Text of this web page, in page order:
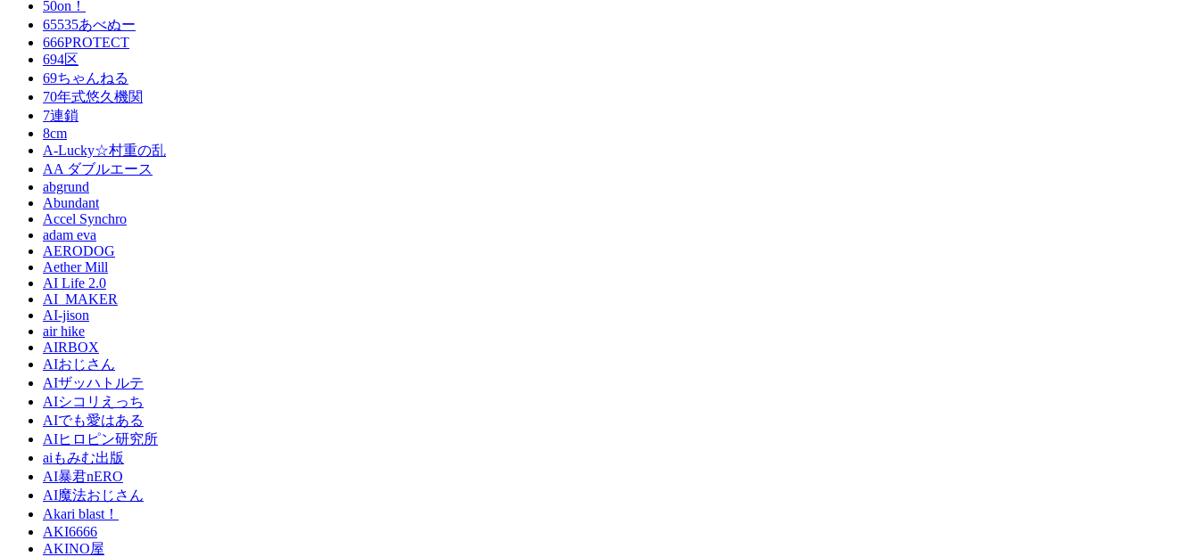
50on！
65535あべぬー
666PROTECT
694区
69ちゃんねる
70年式悠久機関
7連鎖
8cm
A-Lucky☆村重の乱
AA ダブルエース
abgrund
Abundant
Accel Synchro
adam eva
AERODOG
Aether Mill
AI Life 2.0
AI_MAKER
AI-jison
air hike
AIRBOX
AIおじさん
AIザッハトルテ
AIシコリえっち
AIでも愛はある
AIヒロピン研究所
aiもみむ出版
AI暴君nERO
AI魔法おじさん
Akari blast！
AKI6666
AKINO屋